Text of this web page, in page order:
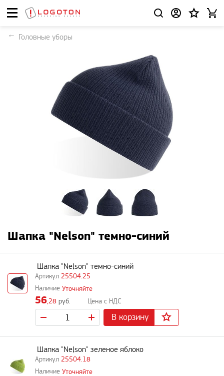
Головные уборы
Шапка "Nelson" темно-синий
25504.25
Шапка "Nelson" темно-синий
Уточняйте
56,28 руб.
В корзину
25504.18
Шапка "Nelson" зеленое яблоко
Уточняйте